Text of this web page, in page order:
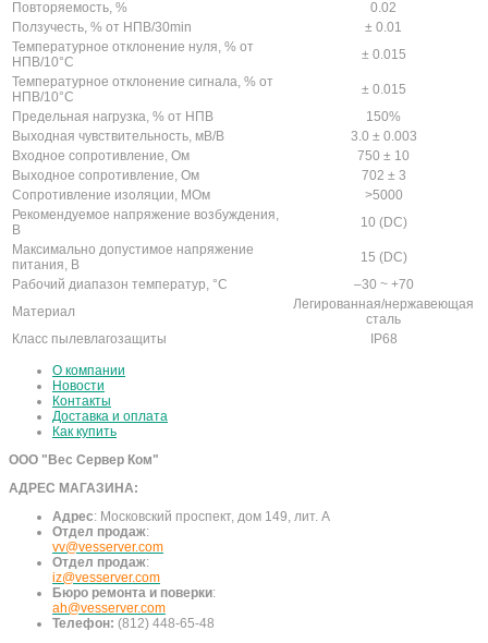
Повторяемость, %
0.02
Ползучесть, % от НПВ/30min
± 0.01
Температурное отклонение нуля, % от
НПВ/10°С
± 0.015
Температурное отклонение сигнала, % от
НПВ/10°С
± 0.015
Предельная нагрузка, % от НПВ
150%
Выходная чувствительность, мВ/В
3.0 ± 0.003
Входное сопротивление, Ом
750 ± 10
Выходное сопротивление, Ом
702 ± 3
Сопротивление изоляции, МОм
>5000
Рекомендуемое напряжение возбуждения,
В
10 (DC)
Максимально допустимое напряжение
питания, В
15 (DC)
Рабочий диапазон температур, °С
–30 ~ +70
Материал
Легированная/нержавеющая
сталь
Класс пылевлагозащиты
IP68
О компании
Новости
Контакты
Доставка и оплата
Как купить
ООО "Вес Сервер Ком"
АДРЕС МАГАЗИНА:
Адрес: Московский проспект, дом 149, лит. А
Отдел продаж:
vv@vesserver.com
Отдел продаж:
iz@vesserver.com
Бюро ремонта и поверки:
ah@vesserver.com
Телефон: (812) 448-65-48